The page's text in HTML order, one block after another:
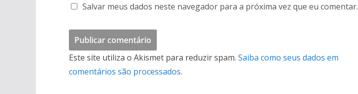
Salvar meus dados neste navegador para a próxima vez que eu comentar.
Este site utiliza o Akismet para reduzir spam. Saiba como seus dados em
comentários são processados.